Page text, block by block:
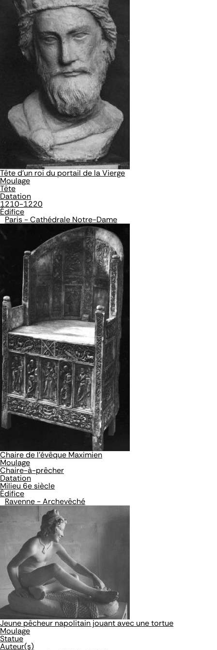
Tête d'un roi du portail de la Vierge
Moulage
Tête
Datation
1210-1220
Édifice
Paris - Cathédrale Notre-Dame
Chaire de l'évêque Maximien
Moulage
Chaire-à-prêcher
Datation
Milieu 6e siècle
Édifice
Ravenne - Archevêché
Jeune pêcheur napolitain jouant avec une tortue
Moulage
Statue
Auteur(s)